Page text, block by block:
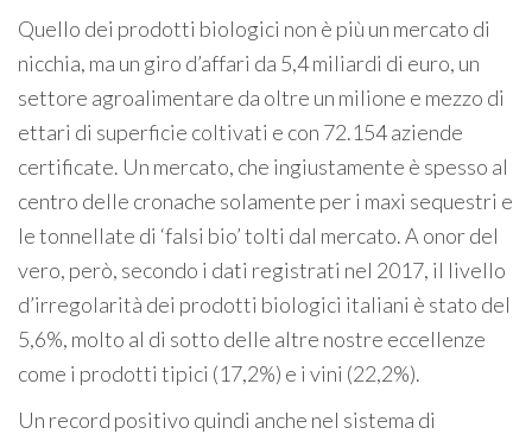
Quello dei prodotti biologici non è più un mercato di
nicchia, ma un giro d’affari da 5,4 miliardi di euro, un
settore agroalimentare da oltre un milione e mezzo di
ettari di superficie coltivati e con 72.154 aziende
certificate. Un mercato, che ingiustamente è spesso al
centro delle cronache solamente per i maxi sequestri e
le tonnellate di ‘falsi bio’ tolti dal mercato. A onor del
vero, però, secondo i dati registrati nel 2017, il livello
d’irregolarità dei prodotti biologici italiani è stato del
5,6%, molto al di sotto delle altre nostre eccellenze
come i prodotti tipici (17,2%) e i vini (22,2%).
Un record positivo quindi anche nel sistema di